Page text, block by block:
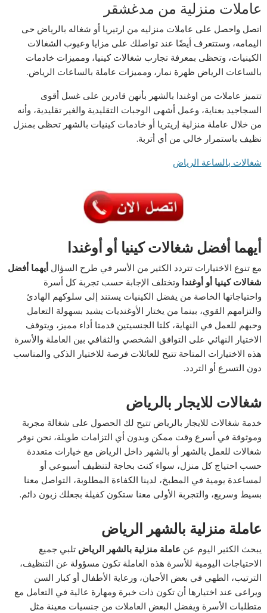
عاملات منزلية من مدغشقر
اتصل واحصل على عاملات منزليه من ارتيريا أو شغاله بالرياض حى
اليمامه، وستتعرف أيضًا عند تواصلك على مزايا وعيوب الشغالات
الكينيات، وتحظى بمعرفة تجارب شغالات كينيا، ومميزات خادمات
بالساعات الرياض ظهرة نمار، ومميزات عاملة بالساعات الرياض.
تتميز عاملات من اوغندا بالشهر بأنهن قادرين على غسل أقوى
السجاجيد بعناية، وعمل أشهى الوجبات التقليدية والغير تقليدية، وأنه
من خلال عاملة منزلية إريتريا أو خادمات كينيات بالشهر تحظى بمنزل
نظيف باستمرار خالي من أي أتربة.
شغالات بالساعة الرياض
أيهما أفضل شغالات كينيا أو أوغندا
مع تنوع الاختيارات تتردد الكثير من الأسر في طرح السؤالأيهما أفضل
شغالات كينيا أو أوغندا وتختلف الإجابة حسب تجربة كل أسرة
واحتياجاتها الخاصة من يفضل الكينيات يستند إلى سلوكهم الهادئ
والتزامهم القوي، بينما من يختار الأوغنديات يشيد بسهولة التعامل
وحبهم للعمل في النهاية، كلتا الجنسيتين قدمتا أداء مميز، ويتوقف
الاختيار النهائي على التوافق الشخصي والثقافي بين العاملة والأسرة
هذه الاختيارات المتاحة تتيح للعائلات فرصة للاختيار الذكي والمناسب
دون التسرع أو التردد.
شغالات للايجار بالرياض
خدمة شغالات للايجار بالرياض تتيح لك الحصول على شغالة مجربة
وموثوقة في أسرع وقت ممكن وبدون أي التزامات طويلة، نحن نوفر
شغالات للعمل بالشهر أو بالشهر داخل الرياض مع خيارات متعددة
حسب احتياج كل منزل، سواء كنت بحاجة لتنظيف أسبوعي أو
لمساعدة يومية في المطبخ، لدينا الكفاءة المطلوبة، التواصل معنا
بسيط وسريع، والتجربة الأولى معنا ستكون كفيلة بجعلك زبون دائم.
عاملة منزلية بالشهر الرياض
يبحث الكثير اليوم عن عاملة منزلية بالشهر الرياض تلبي جميع
الاحتياجات اليومية للأسرة هذه العاملة تكون مسؤولة عن التنظيف،
الترتيب، الطهي في بعض الأحيان، ورعاية الأطفال أو كبار السن
ويراعى عند اختيارها أن تكون ذات خبرة ومهارة عالية في التعامل مع
متطلبات الأسرة ويفضل البعض العاملات من جنسيات معينة مثل